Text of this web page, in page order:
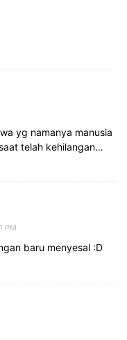
yg namanya manusia
telah kehilangan…
PM
baru menyesal :D